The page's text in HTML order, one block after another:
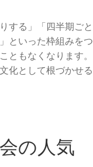
する」「四半期ごと
といった枠組みをつ
ともなくなります。
化として根づかせる
の人気